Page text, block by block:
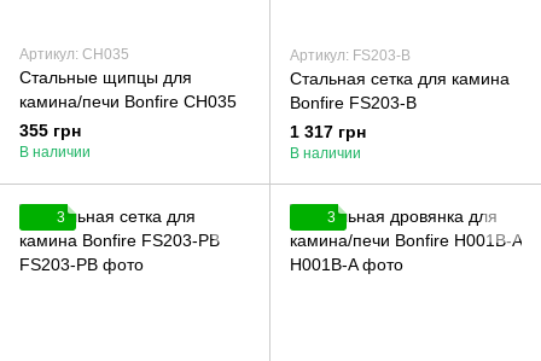
Артикул: СН035
Стальные щипцы для
камина/печи Bonfire СН035
355 грн
В наличии
Артикул: FS203-B
Стальная сетка для камина
Bonfire FS203-B
1 317 грн
В наличии
3 3